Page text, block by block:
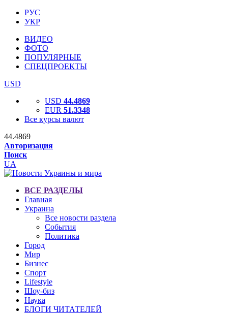
РУС
УКР
ВИДЕО
ФОТО
ПОПУЛЯРНЫЕ
СПЕЦПРОЕКТЫ
USD
USD 44.4869
EUR 51.3348
Все курсы валют
44.4869
Авторизация
Поиск
UA
ВСЕ РАЗДЕЛЫ
Главная
Украина
Все новости раздела
События
Политика
Город
Мир
Бизнес
Спорт
Lifestyle
Шоу-биз
Наука
БЛОГИ ЧИТАТЕЛЕЙ